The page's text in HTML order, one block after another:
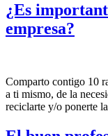
¿Es
empresa?
Comparto contigo 10
a ti mismo, de la
reciclarte y/o ponerte